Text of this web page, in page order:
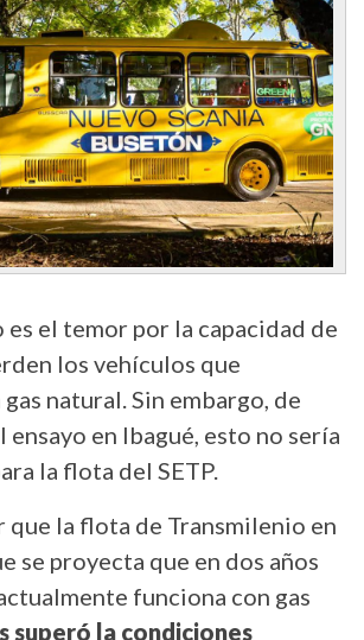
el temor por la capacidad de
los vehículos que
natural. Sin embargo, de
ensayo en Ibagué, esto no sería
la flota del SETP.
que la flota de Transmilenio en
se proyecta que en dos años
funciona con gas
superó la condiciones